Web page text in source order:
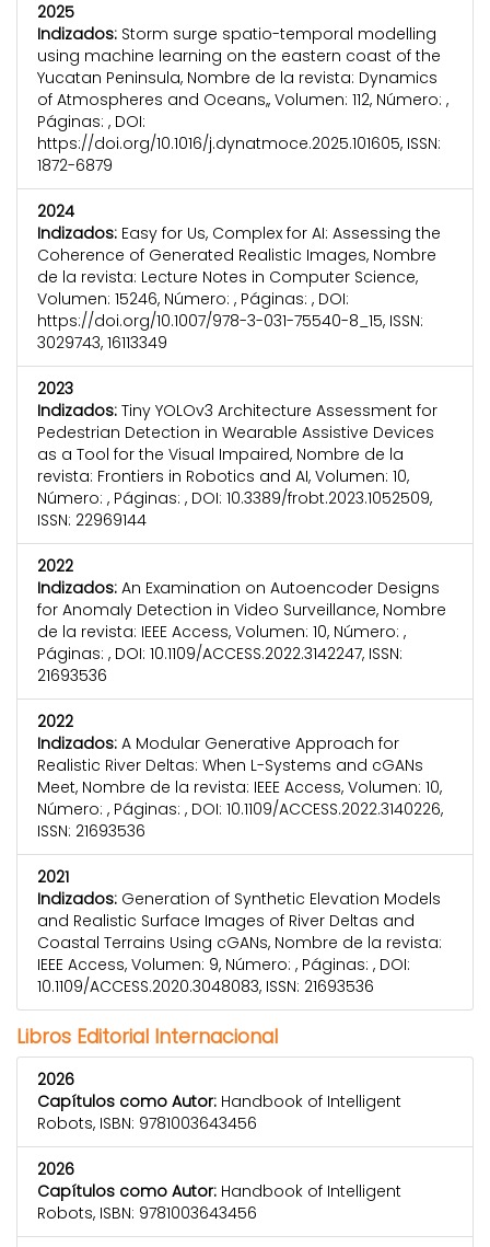
2025
Indizados: Storm surge spatio-temporal modelling
using machine learning on the eastern coast of the
Yucatan Peninsula, Nombre de la revista: Dynamics
of Atmospheres and Oceans,, Volumen: 112, Número: ,
Páginas: , DOI:
https://doi.org/10.1016/j.dynatmoce.2025.101605, ISSN:
1872-6879
2024
Indizados: Easy for Us, Complex for AI: Assessing the
Coherence of Generated Realistic Images, Nombre
de la revista: Lecture Notes in Computer Science,
Volumen: 15246, Número: , Páginas: , DOI:
https://doi.org/10.1007/978-3-031-75540-8_15, ISSN:
3029743, 16113349
2023
Indizados: Tiny YOLOv3 Architecture Assessment for
Pedestrian Detection in Wearable Assistive Devices
as a Tool for the Visual Impaired, Nombre de la
revista: Frontiers in Robotics and AI, Volumen: 10,
Número: , Páginas: , DOI: 10.3389/frobt.2023.1052509,
ISSN: 22969144
2022
Indizados: An Examination on Autoencoder Designs
for Anomaly Detection in Video Surveillance, Nombre
de la revista: IEEE Access, Volumen: 10, Número: ,
Páginas: , DOI: 10.1109/ACCESS.2022.3142247, ISSN:
21693536
2022
Indizados: A Modular Generative Approach for
Realistic River Deltas: When L-Systems and cGANs
Meet, Nombre de la revista: IEEE Access, Volumen: 10,
Número: , Páginas: , DOI: 10.1109/ACCESS.2022.3140226,
ISSN: 21693536
2021
Indizados: Generation of Synthetic Elevation Models
and Realistic Surface Images of River Deltas and
Coastal Terrains Using cGANs, Nombre de la revista:
IEEE Access, Volumen: 9, Número: , Páginas: , DOI:
10.1109/ACCESS.2020.3048083, ISSN: 21693536
Libros Editorial Internacional
2026
Capítulos como Autor: Handbook of Intelligent
Robots, ISBN: 9781003643456
2026
Capítulos como Autor: Handbook of Intelligent
Robots, ISBN: 9781003643456